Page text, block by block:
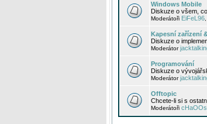
Windows Mobile
Diskuze o všem,
Moderátoři EiFeL96
Kapesní zařízení
Diskuze o
Moderátor
Programování
Diskuze o
Moderátor
Offtopic
Chcete-li si s
Moderátoři cHaOOs